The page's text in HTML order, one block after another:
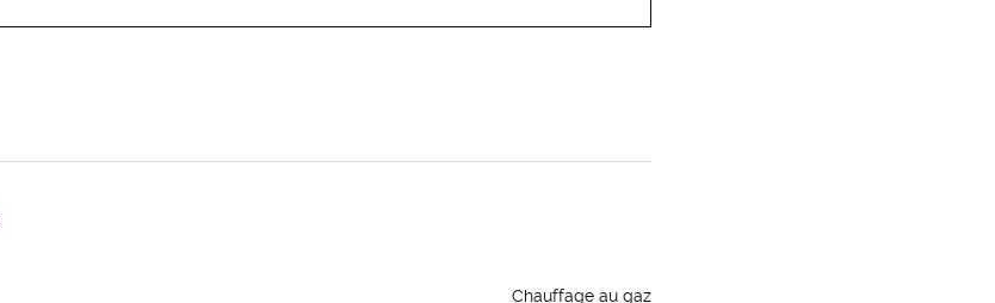
Chauffage au gaz